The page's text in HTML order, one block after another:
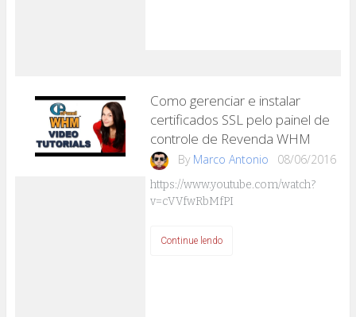
Como gerenciar e instalar
certificados SSL pelo painel de
controle de Revenda WHM
By Marco Antonio 08/06/2016
https://www.youtube.com/watch?
v=cVVfwRbMfPI
Continue lendo